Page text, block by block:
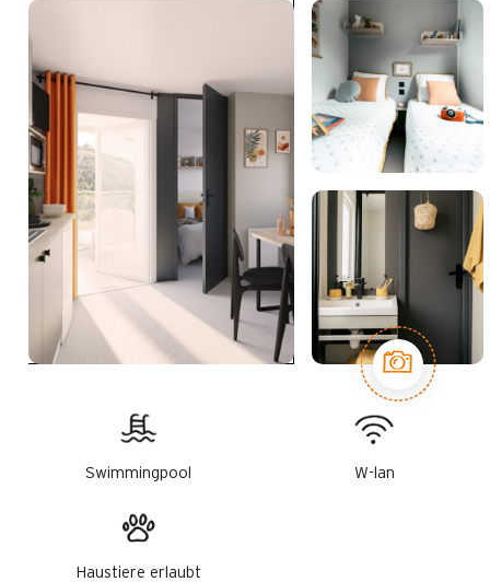
Swimmingpool W-lan
Haustiere erlaubt